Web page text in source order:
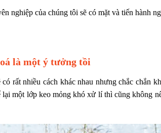
nghiệp của chúng tôi sẽ có mặt và tiến hành
là một ý tưởng tồi
rất nhiều cách khác nhau nhưng chắc chắn
một lớp keo mỏng khó xử lí thì cũng không